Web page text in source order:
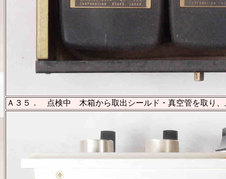
Ａ３５． 点検中 木箱から取出シールド・真空管を取り、